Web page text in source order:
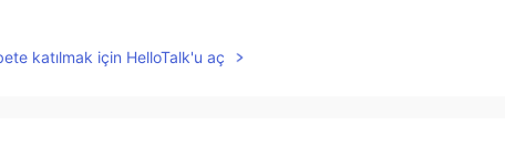
katılmak için HelloTalk'u aç